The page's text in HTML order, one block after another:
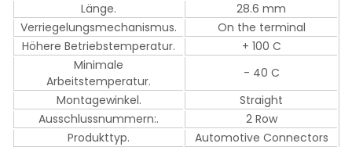
Länge.
28.6 mm
Verriegelungsmechanismus.
On the terminal
Höhere Betriebstemperatur.
+ 100 C
Minimale
Arbeitstemperatur.
- 40 C
Montagewinkel.
Straight
Ausschlussnummern:.
2 Row
Produkttyp.
Automotive Connectors